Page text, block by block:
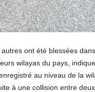
ont été blessées
wilayas du pays,
au niveau de la
à une collision entre